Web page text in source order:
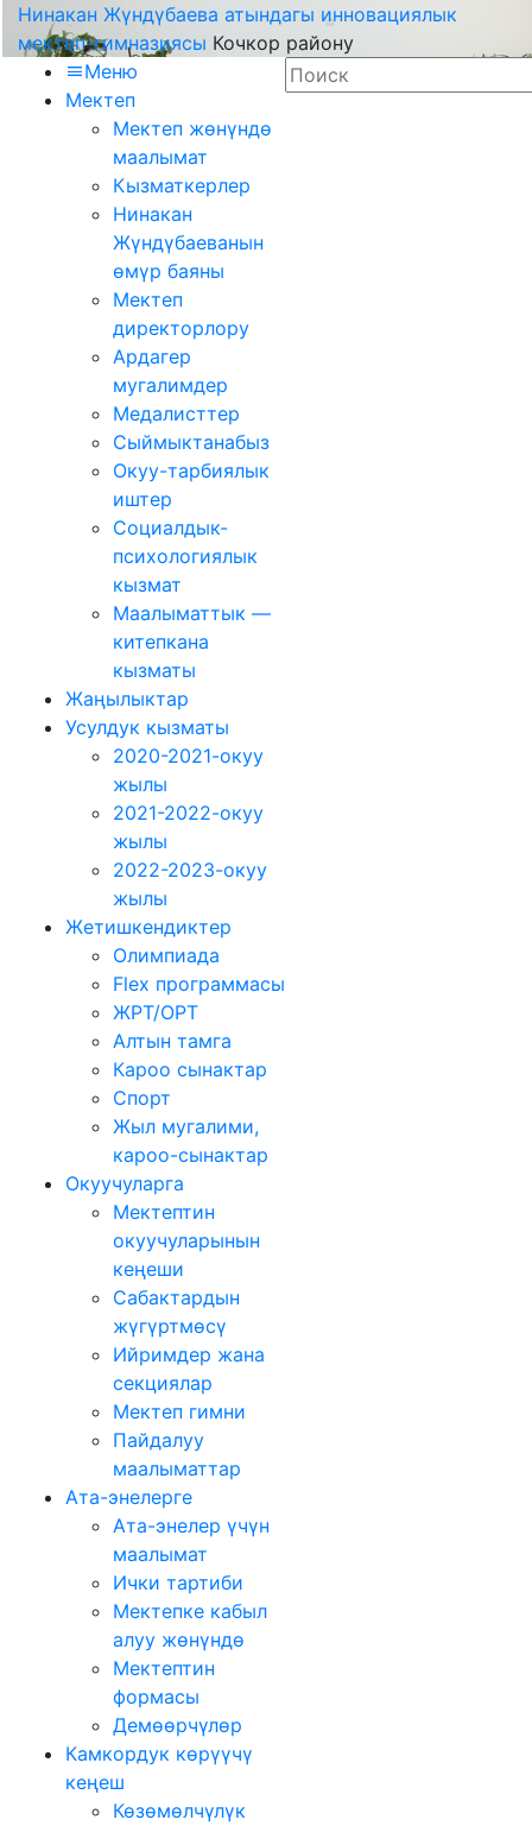
Нинакан Жүндүбаева атындагы инновациялык
мектеп-гимназиясы Кочкор району
Меню
Мектеп
Мектеп жөнүндө
маалымат
Кызматкерлер
Нинакан
Жүндүбаеванын
өмүр баяны
Мектеп
директорлору
Ардагер
мугалимдер
Медалисттер
Сыймыктанабыз
Окуу-тарбиялык
иштер
Социалдык-
психологиялык
кызмат
Маалыматтык —
китепкана
кызматы
Жаңылыктар
Усулдук кызматы
2020-2021-окуу
жылы
2021-2022-окуу
жылы
2022-2023-окуу
жылы
Жетишкендиктер
Олимпиада
Flex программасы
ЖРТ/ОРТ
Алтын тамга
Кароо сынактар
Спорт
Жыл мугалими,
кароо-сынактар
Окуучуларга
Мектептин
окуучуларынын
кеңеши
Сабактардын
жүгүртмѳсү
Ийримдер жана
секциялар
Мектеп гимни
Пайдалуу
маалыматтар
Ата-энелерге
Ата-энелер үчүн
маалымат
Ички тартиби
Мектепке кабыл
алуу жөнүндө
Мектептин
формасы
Демөөрчүлөр
Камкордук көрүүчү
кеңеш
Көзөмөлчүлүк